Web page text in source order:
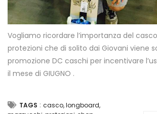
Vogliamo ricordare l’importanza del
protezioni che di solito dai Giovani viene
promozione DC caschi per incentivare
il mese di GIUGNO .
TAGS : casco,longboard,